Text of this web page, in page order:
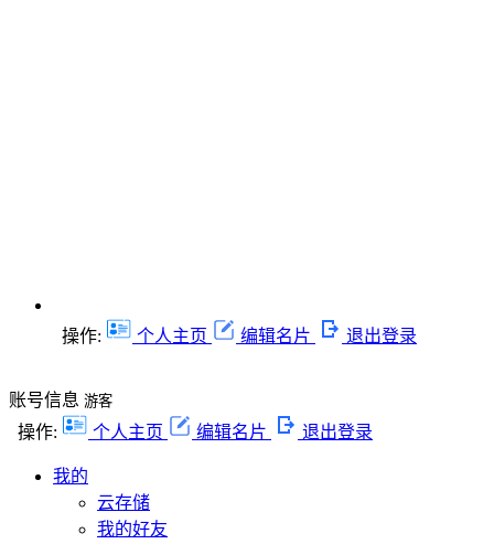
操作: 个人主页 编辑名片 退出登录
账号信息 游客
操作: 个人主页 编辑名片 退出登录
我的
云存储
我的好友